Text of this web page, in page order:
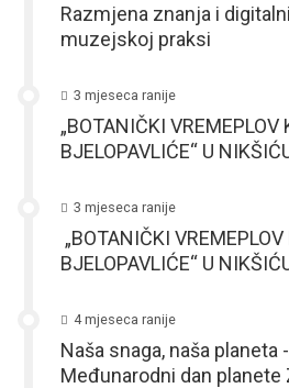
Razmjena znanja i
muzejskoj praksi
3 mjeseca ranije
„BOTANIČKI VREMEPLOV
BJELOPAVLIĆE“ U
3 mjeseca ranije
„BOTANIČKI VREMEPLOV
BJELOPAVLIĆE“ U
4 mjeseca ranije
Naša snaga, naša planeta
Međunarodni dan planete